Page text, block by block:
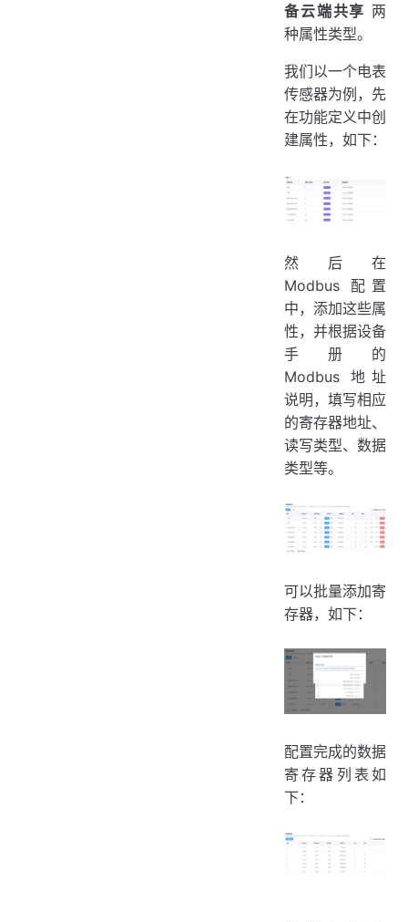
备云端共享 两
种属性类型。
我们以一个电表
传感器为例，先
在功能定义中创
建属性，如下：
然后在
Modbus 配置
中，添加这些属
性，并根据设备
手册的
Modbus 地址
说明，填写相应
的寄存器地址、
读写类型、数据
类型等。
可以批量添加寄
存器，如下：
配置完成的数据
寄存器列表如
下：